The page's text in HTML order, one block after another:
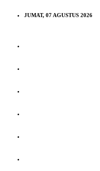
JUMAT, 07 AGUSTUS 2026